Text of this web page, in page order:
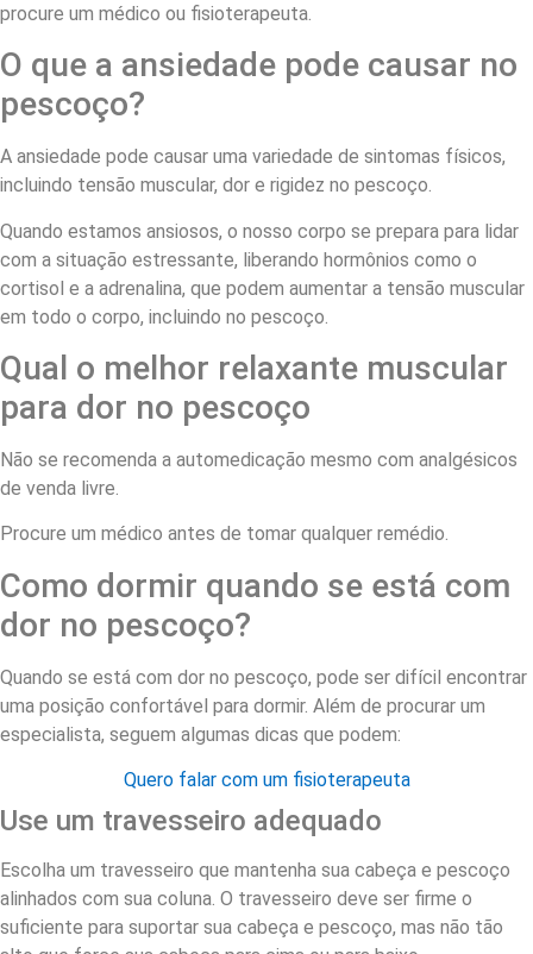
procure um médico ou fisioterapeuta.
O que a ansiedade pode causar no
pescoço?
A ansiedade pode causar uma variedade de sintomas físicos,
incluindo tensão muscular, dor e rigidez no pescoço.
Quando estamos ansiosos, o nosso corpo se prepara para lidar
com a situação estressante, liberando hormônios como o
cortisol e a adrenalina, que podem aumentar a tensão muscular
em todo o corpo, incluindo no pescoço.
Qual o melhor relaxante muscular
para dor no pescoço
Não se recomenda a automedicação mesmo com analgésicos
de venda livre.
Procure um médico antes de tomar qualquer remédio.
Como dormir quando se está com
dor no pescoço?
Quando se está com dor no pescoço, pode ser difícil encontrar
uma posição confortável para dormir. Além de procurar um
especialista, seguem algumas dicas que podem:
Quero falar com um fisioterapeuta
Use um travesseiro adequado
Escolha um travesseiro que mantenha sua cabeça e pescoço
alinhados com sua coluna. O travesseiro deve ser firme o
suficiente para suportar sua cabeça e pescoço, mas não tão